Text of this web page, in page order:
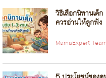
วิธีเลือกนิทานเด็
ควรอ่านให้ลูกฟัง
MamaExpert Team